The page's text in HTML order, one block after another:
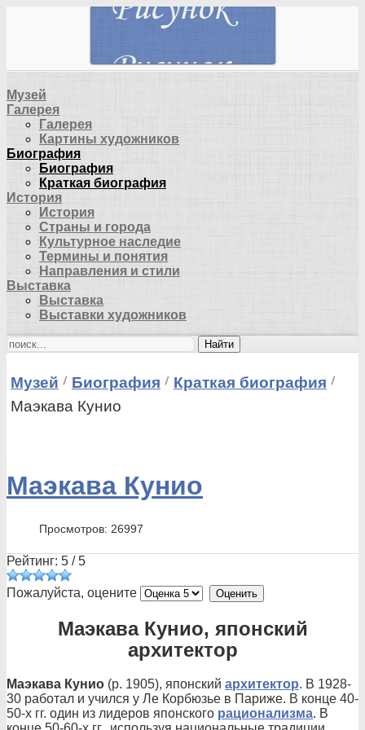
Музей
Галерея
Галерея
Картины художников
Биография
Биография
Краткая биография
История
История
Страны и города
Культурное наследие
Термины и понятия
Направления и стили
Выставка
Выставка
Выставки художников
Найти
Музей Биография
Краткая биография
Маэкава Кунио
Маэкава Кунио
Просмотров: 26997
Рейтинг: 5 /5
Пожалуйста, оцените
Маэкава Кунио, японский
архитектор
Маэкава Кунио (р. 1905), японский архитектор. В 1928-
30 работал и учился у Ле Корбюзье в Париже. В конце 40-
50-х гг. один из лидеров японского рационализма. В